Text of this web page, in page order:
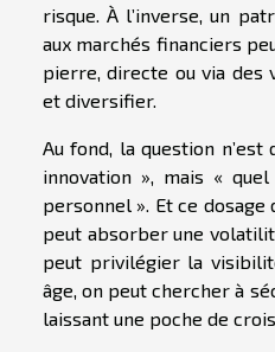
risque. À l’inverse, un
aux marchés financiers
pierre, directe ou via des
et diversifier.
Au fond, la question
innovation », mais «
personnel ». Et ce dosage
peut absorber une
peut privilégier la
âge, on peut chercher à
laissant une poche de